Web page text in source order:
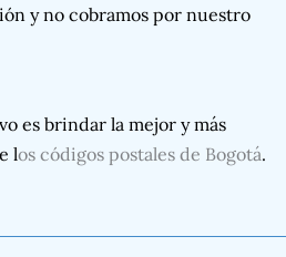
y no cobramos por nuestro
es brindar la mejor y más
los códigos postales de Bogotá.